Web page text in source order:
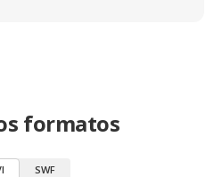
formatos
SWF